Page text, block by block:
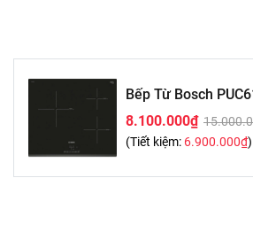
Bếp Từ Bosch
8.100.000₫
(Tiết kiệm: 6.900.000₫)